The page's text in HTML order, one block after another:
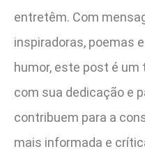
entretêm. Com
inspiradoras, poemas
humor, este post é um
com sua dedicação e
contribuem para a
mais informada e